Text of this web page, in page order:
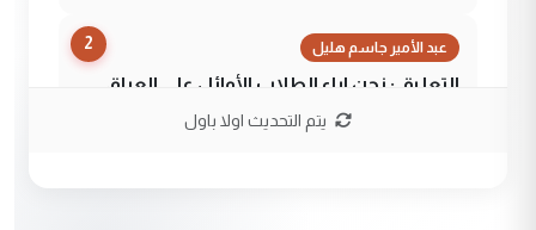
2 عبد الأمير جاسم هليل
التعليق : نحن اباء الطلاب الأوائل على العراق
نتشرف بلقاء السيد احمد الصافي في العتبات
يتم التحديث اولا باول